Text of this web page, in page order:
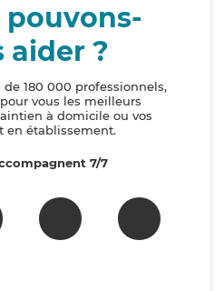
aider ?
180 000 professionnels,
vous les meilleurs
à domicile ou vos
en établissement.
7/7